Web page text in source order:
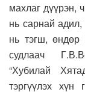
махлаг дүүрэн,
нь сарнай
нь тэгш,
судлаач
“Хубилай
тэргүүлэх хүн